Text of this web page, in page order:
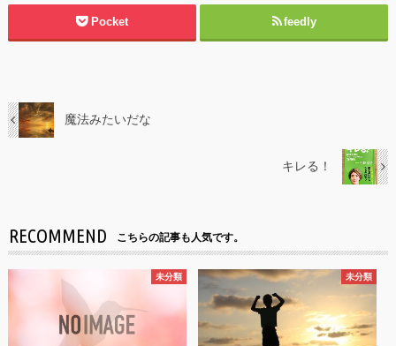
Pocket feedly
魔法みたいだな
キレる！
RECOMMEND こちらの記事も人気です。
未分類 未分類